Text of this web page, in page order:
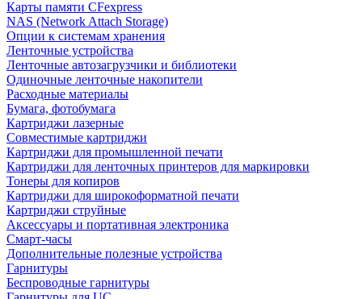
Карты памяти CFexpress
NAS (Network Attach Storage)
Опции к системам хранения
Ленточные устройства
Ленточные автозагрузчики и библиотеки
Одиночные ленточные накопители
Расходные материалы
Бумага, фотобумага
Картриджи лазерные
Совместимые картриджи
Картриджи для промышленной печати
Картриджи для ленточных принтеров для маркировки
Тонеры для копиров
Картриджи для широкоформатной печати
Картриджи струйные
Аксессуары и портативная электроника
Смарт-часы
Дополнительные полезные устройства
Гарнитуры
Беспроводные гарнитуры